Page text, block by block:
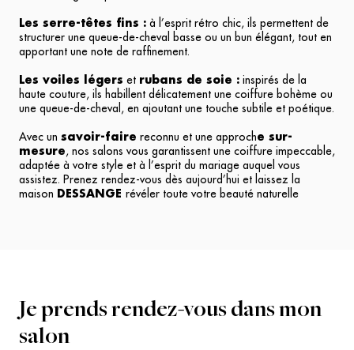
Les serre-têtes fins : à l’esprit rétro chic, ils permettent de
structurer une queue-de-cheval basse ou un bun élégant, tout en
apportant une note de raffinement.
Les voiles légers et rubans de soie : inspirés de la
haute couture, ils habillent délicatement une coiffure bohème ou
une queue-de-cheval, en ajoutant une touche subtile et poétique.
Avec un savoir-faire reconnu et une approche sur-
mesure , nos salons vous garantissent une coiffure impeccable,
adaptée à votre style et à l’esprit du mariage auquel vous
assistez. Prenez rendez-vous dès aujourd’hui et laissez la
maison DESSANGE révéler toute votre beauté naturelle
Je prends rendez-vous dans mon
salon